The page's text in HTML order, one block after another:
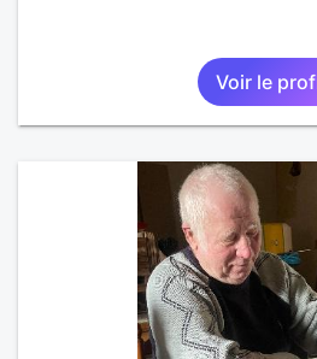
Voir le